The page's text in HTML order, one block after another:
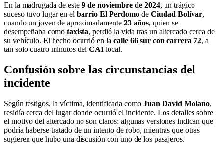
En la madrugada de este 9 de noviembre de 2024, un trágico
suceso tuvo lugar en el barrio El Perdomo de Ciudad Bolívar,
cuando un joven de aproximadamente 23 años, quien se
desempeñaba como taxista, perdió la vida tras un altercado cerca de
su vehículo. El hecho ocurrió en la calle 66 sur con carrera 72, a
tan solo cuatro minutos del CAI local.
Confusión sobre las circunstancias del
incidente
Según testigos, la víctima, identificada como Juan David Molano,
residía cerca del lugar donde ocurrió el incidente. Los detalles sobre
el motivo del altercado no son claros: algunas versiones indican que
podría haberse tratado de un intento de robo, mientras que otras
sugieren que hubo una discusión con uno de los pasajeros.